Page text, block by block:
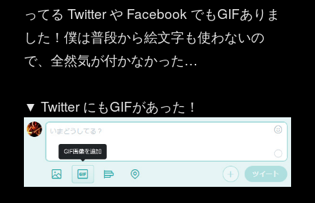
ってる Twitter や Facebook でもGIFありま
した！僕は普段から絵文字も使わないの
で、全然気が付かなかった…
▼ Twitter にもGIFがあった！